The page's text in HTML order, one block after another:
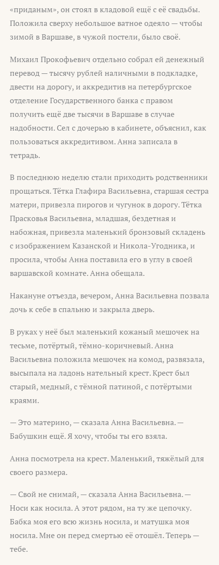
«приданым», он стоял в кладовой ещё с её свадьбы.
Положила сверху небольшое ватное одеяло — чтобы
зимой в Варшаве, в чужой постели, было своё.
Михаил Прокофьевич отдельно собрал ей денежный
перевод — тысячу рублей наличными в подкладке,
двести на дорогу, и аккредитив на петербургское
отделение Государственного банка с правом
получить ещё две тысячи в Варшаве в случае
надобности. Сел с дочерью в кабинете, объяснил, как
пользоваться аккредитивом. Анна записала в
тетрадь.
В последнюю неделю стали приходить родственники
прощаться. Тётка Глафира Васильевна, старшая сестра
матери, привезла пирогов и чугунок в дорогу. Тётка
Прасковья Васильевна, младшая, бездетная и
набожная, привезла маленький бронзовый складень
с изображением Казанской и Никола-Угодника, и
просила, чтобы Анна поставила его в углу в своей
варшавской комнате. Анна обещала.
Накануне отъезда, вечером, Анна Васильевна позвала
дочь к себе в спальню и закрыла дверь.
В руках у неё был маленький кожаный мешочек на
тесьме, потёртый, тёмно-коричневый. Анна
Васильевна положила мешочек на комод, развязала,
высыпала на ладонь нательный крест. Крест был
старый, медный, с тёмной патиной, с потёртыми
краями.
— Это материно, — сказала Анна Васильевна. —
Бабушкин ещё. Я хочу, чтобы ты его взяла.
Анна посмотрела на крест. Маленький, тяжёлый для
своего размера.
— Свой не снимай, — сказала Анна Васильевна. —
Носи как носила. А этот рядом, на ту же цепочку.
Бабка моя его всю жизнь носила, и матушка моя
носила. Мне он перед смертью её отошёл. Теперь —
тебе.